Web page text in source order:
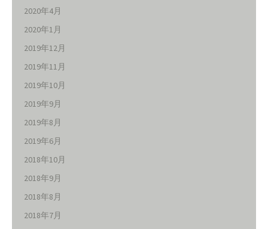
2020年4月
2020年1月
2019年12月
2019年11月
2019年10月
2019年9月
2019年8月
2019年6月
2018年10月
2018年9月
2018年8月
2018年7月